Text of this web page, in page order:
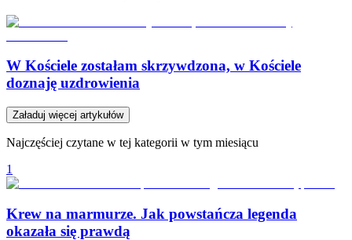
W Kościele zostałam skrzywdzona, w Kościele
doznaję uzdrowienia
Załaduj więcej artykułów
Najczęściej czytane w tej kategorii w tym miesiącu
1
Krew na marmurze. Jak powstańcza legenda
okazała się prawdą